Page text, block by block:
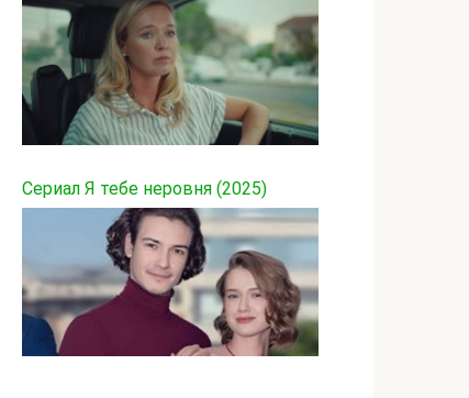
Сериал Я тебе неровня (2025)